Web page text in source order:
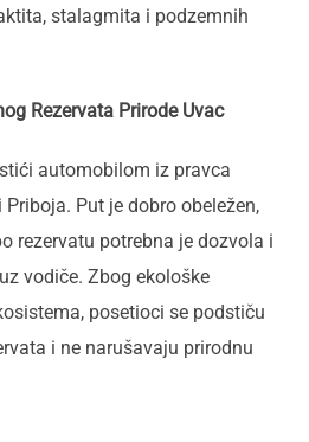
stalagmita i podzemnih
Rezervata Prirode Uvac
automobilom iz pravca
Put je dobro obeležen,
rezervatu potrebna je dozvola i
vodiče. Zbog ekološke
posetioci se podstiču
i ne narušavaju prirodnu